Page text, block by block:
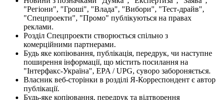
"Регіони", "Гроші", "Влада", "Вибори", "Тест-драйв",
"Спецпроекти", "Промо" публікуються на правах
реклами.
Розділ Спецпроекти створюється спільно з
комерційними партнерами.
Будь яке копіювання, публікація, передрук, чи наступне
поширення інформації, що містить посилання на
"Інтерфакс-Україна", EPA / UPG, суворо забороняється.
Власник веб-сторінки в розділі Я-Корреспондент є автор
публікації.
Будь-яке копіювання, передрук та відтворення